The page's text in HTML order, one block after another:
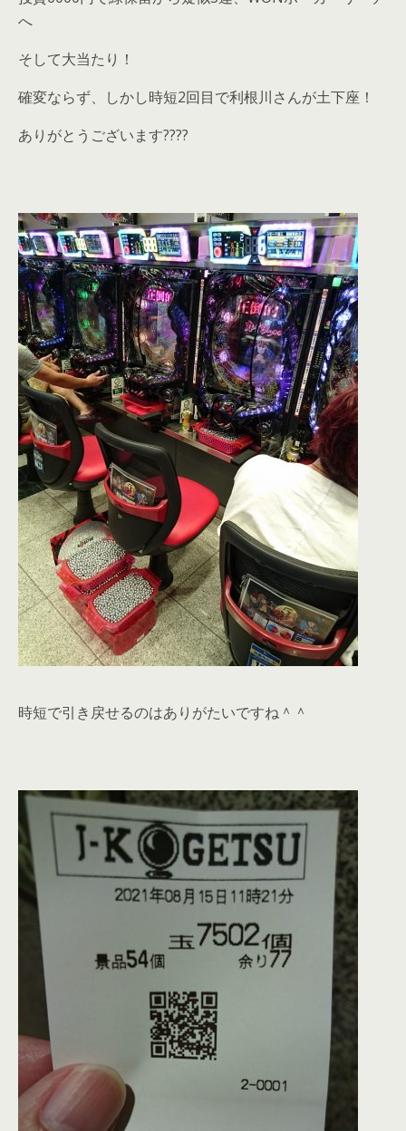
へ
そして大当たり！
確変ならず、しかし時短2回目で利根川さんが土下座！
ありがとうございます????
時短で引き戻せるのはありがたいですね＾＾